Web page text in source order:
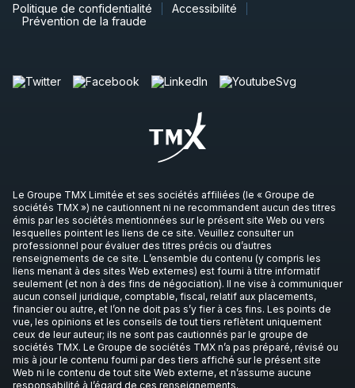
Politique de confidentialité
Accessibilité
Prévention de la fraude
Le Groupe TMX Limitée et ses sociétés affiliées (le « Groupe de
sociétés TMX ») ne cautionnent ni ne recommandent aucun des titres
émis par les sociétés mentionnées sur le présent site Web ou vers
lesquelles pointent les liens de ce site. Veuillez consulter un
professionnel pour évaluer des titres précis ou d’autres
renseignements de ce site. L’ensemble du contenu (y compris les
liens menant à des sites Web externes) est fourni à titre informatif
seulement (et non à des fins de négociation). Il ne vise à communiquer
aucun conseil juridique, comptable, fiscal, relatif aux placements,
financier ou autre, et l’on ne doit pas s’y fier à ces fins. Les points de
vue, les opinions et les conseils de tout tiers reflètent uniquement
ceux de leur auteur; ils ne sont pas cautionnés par le groupe de
sociétés TMX. Le Groupe de sociétés TMX n’a pas préparé, révisé ou
mis à jour le contenu fourni par des tiers affiché sur le présent site
Web ni le contenu de tout site Web externe, et n’assume aucune
responsabilité à l’égard de ces renseignements.